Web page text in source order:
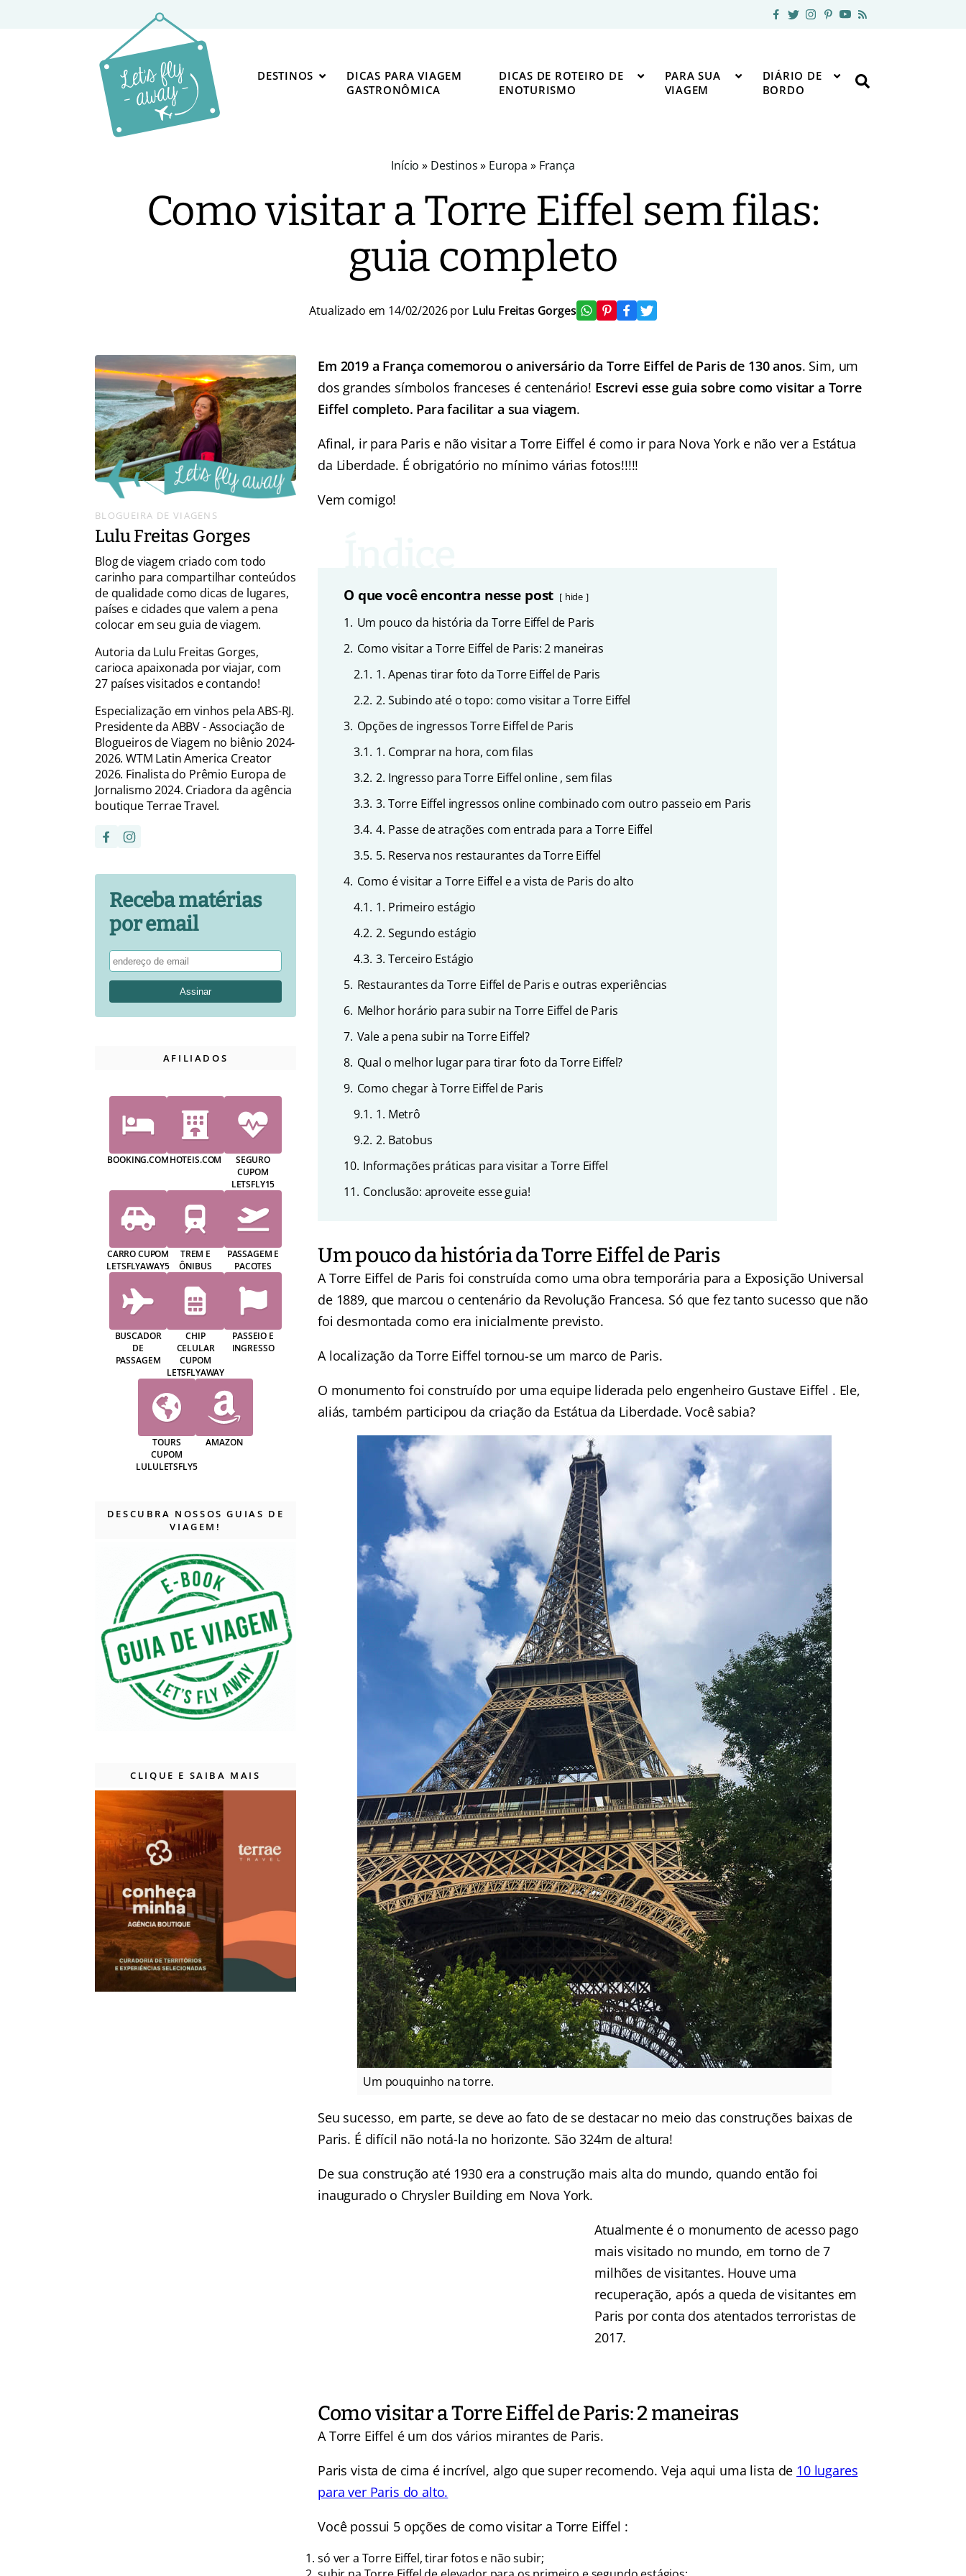
DESTINOS
DICAS PARA VIAGEM
GASTRONÔMICA
DICAS DE ROTEIRO DE
ENOTURISMO
PARA SUA
VIAGEM
DIÁRIO DE
BORDO
Início » Destinos» Europa » França
Como visitar a Torre Eiffel sem filas:
guia completo
Atualizado em 14/02/2026 por Lulu Freitas Gorges
Em 2019 a França comemorou o aniversário da Torre Eiffel de Paris de 130 anos. Sim, um
dos grandes símbolos franceses é centenário! Escrevi esse guia sobre como visitar a Torre
Eiffel completo. Para facilitar a sua viagem.
Afinal, ir para Paris e não visitar a Torre Eiffel é como ir para Nova York e não ver a Estátua
da Liberdade. É obrigatório no mínimo várias fotos!!!!!
Vem comigo!
O que você encontra nesse post hide
1. Um pouco da história da Torre Eiffel de Paris
2. Como visitar a Torre Eiffel de Paris: 2 maneiras
2.1. 1. Apenas tirar foto da Torre Eiffel de Paris
2.2. 2. Subindo até o topo: como visitar a Torre Eiffel
3. Opções de ingressos Torre Eiffel de Paris
3.1. 1. Comprar na hora, com filas
3.2. 2. Ingresso para Torre Eiffel online , sem filas
3.3. 3. Torre Eiffel ingressos online combinado com outro passeio em Paris
3.4. 4. Passe de atrações com entrada para a Torre Eiffel
3.5. 5. Reserva nos restaurantes da Torre Eiffel
4. Como é visitar a Torre Eiffel e a vista de Paris do alto
4.1. 1. Primeiro estágio
4.2. 2. Segundo estágio
4.3. 3. Terceiro Estágio
5. Restaurantes da Torre Eiffel de Paris e outras experiências
6. Melhor horário para subir na Torre Eiffel de Paris
7. Vale a pena subir na Torre Eiffel?
8. Qual o melhor lugar para tirar foto da Torre Eiffel?
9. Como chegar à Torre Eiffel de Paris
9.1. 1. Metrô
9.2. 2. Batobus
10. Informações práticas para visitar a Torre Eiffel
11. Conclusão: aproveite esse guia!
Um pouco da história da Torre Eiffel de Paris
A Torre Eiffel de Paris foi construída como uma obra temporária para a Exposição Universal
de 1889, que marcou o centenário da Revolução Francesa. Só que fez tanto sucesso que não
foi desmontada como era inicialmente previsto.
A localização da Torre Eiffel tornou-se um marco de Paris.
O monumento foi construído por uma equipe liderada pelo engenheiro Gustave Eiffel . Ele,
aliás, também participou da criação da Estátua da Liberdade. Você sabia?
Um pouquinho na torre.
Seu sucesso, em parte, se deve ao fato de se destacar no meio das construções baixas de
Paris. É difícil não notá-la no horizonte. São 324m de altura!
De sua construção até 1930 era a construção mais alta do mundo, quando então foi
inaugurado o Chrysler Building em Nova York.
Atualmente é o monumento de acesso pago
mais visitado no mundo, em torno de 7
milhões de visitantes. Houve uma
recuperação, após a queda de visitantes em
Paris por conta dos atentados terroristas de
2017.
Como visitar a Torre Eiffel de Paris: 2 maneiras
A Torre Eiffel é um dos vários mirantes de Paris.
Paris vista de cima é incrível, algo que super recomendo. Veja aqui uma lista de 10 lugares
para ver Paris do alto.
Você possui 5 opções de como visitar a Torre Eiffel :
só ver a Torre Eiffel, tirar fotos e não subir;
BLOGUEIRA DE VIAGENS
Lulu Freitas Gorges
Blog de viagem criado com todo
carinho para compartilhar conteúdos
de qualidade como dicas de lugares,
países e cidades que valem a pena
colocar em seu guia de viagem.
Autoria da Lulu Freitas Gorges,
carioca apaixonada por viajar, com
27 países visitados e contando!
Especialização em vinhos pela ABS-RJ.
Presidente da ABBV - Associação de
Blogueiros de Viagem no biênio 2024-
2026. WTM Latin America Creator
2026. Finalista do Prêmio Europa de
Jornalismo 2024. Criadora da agência
boutique Terrae Travel.
Receba matérias
por email
AFILIADOS
BOOKING.COMHOTEIS.COM
SEGURO
CUPOM
LETSFLY15
CARRO CUPOM
LETSFLYAWAY5
TREM E
ÔNIBUS
PASSAGEM E
PACOTES
BUSCADOR
DE
PASSAGEM
CHIP
CELULAR
CUPOM
LETSFLYAWAY
PASSEIO E
INGRESSO
TOURS
CUPOM
LULULETSFLY5
AMAZON
DESCUBRA NOSSOS GUIAS DE
VIAGEM!
CLIQUE E SAIBA MAIS